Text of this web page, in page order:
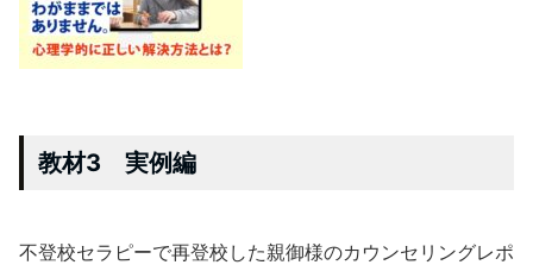
教材3 実例編
不登校セラピーで再登校した親御様のカウンセリングレポ